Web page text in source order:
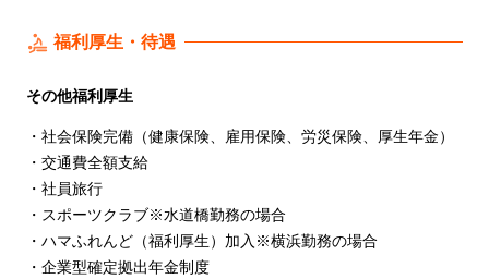
福利厚生・待遇
その他福利厚生
・社会保険完備（健康保険、雇用保険、労災保険、厚生年金）
・交通費全額支給
・社員旅行
・スポーツクラブ※水道橋勤務の場合
・ハマふれんど（福利厚生）加入※横浜勤務の場合
・企業型確定拠出年金制度